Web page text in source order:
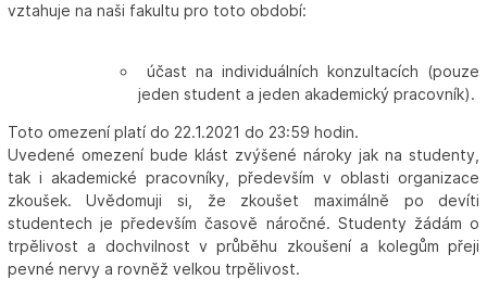
vztahuje na naši fakultu pro toto období:
účast na individuálních konzultacích (pouze
jeden student a jeden akademický pracovník).
Toto omezení platí do 22.1.2021 do 23:59 hodin.
Uvedené omezení bude klást zvýšené nároky jak na studenty,
tak i akademické pracovníky, především v oblasti organizace
zkoušek. Uvědomuji si, že zkoušet maximálně po devíti
studentech je především časově náročné. Studenty žádám o
trpělivost a dochvilnost v průběhu zkoušení a kolegům přeji
pevné nervy a rovněž velkou trpělivost.